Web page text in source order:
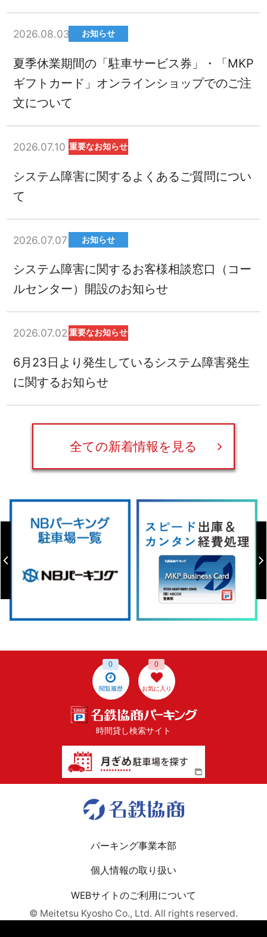
2026.08.03 お知らせ
夏季休業期間の「駐車サービス券」・「MKP
ギフトカード」オンラインショップでのご注
文について
2026.07.10 重要なお知らせ
システム障害に関するよくあるご質問につい
て
2026.07.07 お知らせ
システム障害に関するお客様相談窓口（コー
ルセンター）開設のお知らせ
2026.07.02 重要なお知らせ
6月23日より発生しているシステム障害発生
に関するお知らせ
全ての新着情報を見る
閲覧履歴
0
お気に入り
0
時間貸し検索サイト
パーキング事業本部
個人情報の取り扱い
WEBサイトのご利用について
© Meitetsu Kyosho Co., Ltd. All rights reserved.